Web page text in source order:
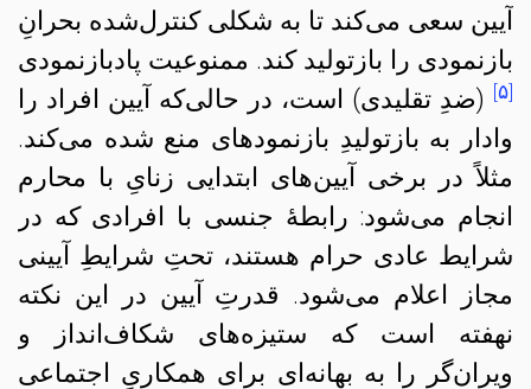
آیین‌ سعی می‌کند تا به شکلی کنترل‌شده بحرانِ
بازنمودی را بازتولید کند. ممنوعیت پادبازنمودی
[۵] (ضدِ تقلیدی) است، در حالی‌که آیین افراد را
وادار به بازتولیدِ بازنمودهای منع شده می‌کند.
مثلاً در برخی آیین‌های ابتدایی زنایِ با محارم
انجام می‌شود: رابطهٔ جنسی با افرادی که در
شرایط عادی حرام هستند، تحتِ شرایطِ آیینی
مجاز اعلام می‌شود. قدرتِ آیین در این نکته
نهفته است که ستیزه‌های شکاف‌انداز و
ویران‌گر را به بهانه‌ای برای همکاریِ اجتماعی